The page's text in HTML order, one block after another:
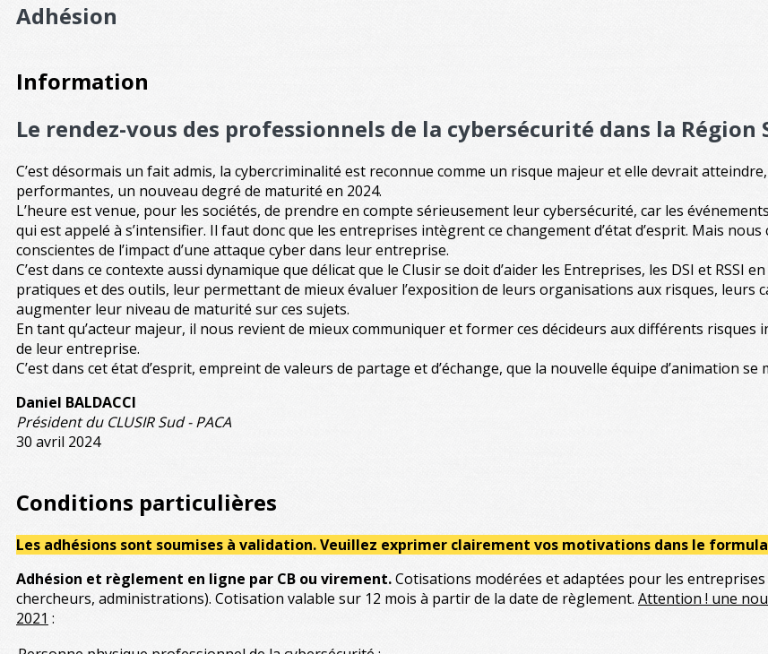
Adhésion
Information
Le rendez-vous des professionnels de la cybersécurité dans la Région
C’est désormais un fait admis, la cybercriminalité est reconnue comme un risque majeur et elle devrait
performantes, un nouveau degré de maturité en 2024.
L’heure est venue, pour les sociétés, de prendre en compte sérieusement leur cybersécurité, car les
qui est appelé à s’intensifier. Il faut donc que les entreprises intègrent ce changement d’état d’esprit. Mais
conscientes de l’impact d’une attaque cyber dans leur entreprise.
C’est dans ce contexte aussi dynamique que délicat que le Clusir se doit d’aider les Entreprises, les DSI et RSSI
pratiques et des outils, leur permettant de mieux évaluer l’exposition de leurs organisations aux risques, leurs
augmenter leur niveau de maturité sur ces sujets.
En tant qu’acteur majeur, il nous revient de mieux communiquer et former ces décideurs aux différents
de leur entreprise.
C’est dans cet état d’esprit, empreint de valeurs de partage et d’échange, que la nouvelle équipe d’animation se
Daniel BALDACCI
Président du CLUSIR Sud - PACA
30 avril 2024
Conditions particulières
Les adhésions sont soumises à validation. Veuillez exprimer clairement vos motivations dans le
Adhésion et règlement en ligne par CB ou virement.Cotisations modérées et adaptées pour les
chercheurs, administrations). Cotisation valable sur 12 mois à partir de la date de règlement. Attention ! une
2021 :